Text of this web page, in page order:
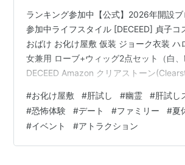
ランキング参加中【公式】2026年開設
参加中ライフスタイル [DECEED] 貞子コ
おばけ お化け屋敷 仮装 ジョーク衣装 ハ
女兼用 ローブ+ウィッグ2点セット（白、
DECEED Amazon クリアストーン
(Clearstone) Amazon クリアストーン
プレ ハロウィン 2WAYてるてるおばけポ
クス ホワイト クリアストーン
SUMMER CHILL G…
#お化け屋敷 #肝試し #幽霊 #肝試し
#恐怖体験 #デート #ファミリー #夏
#イベント #アトラクション